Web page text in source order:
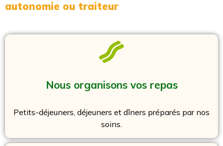
autonomie ou traiteur
Nous organisons vos repas
Petits-déjeuners, déjeuners et dîners préparés par nos
soins.